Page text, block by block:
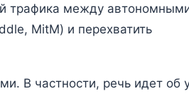
трафика между
MitM) и перехватить
В частности, речь идет об